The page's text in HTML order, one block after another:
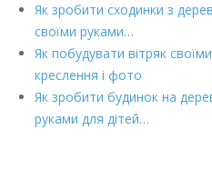
Як зробити сходинки з
своїми руками…
Як побудувати вітряк
креслення і фото
Як зробити будинок на
руками для дітей…